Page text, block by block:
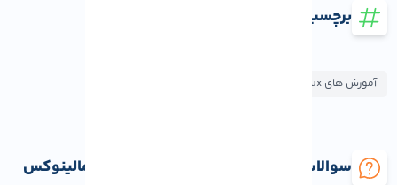
برچسب ها
آموزش های AlmaLinux
سوالات متداول آموزش نصب C++ روی آلمالینوکس